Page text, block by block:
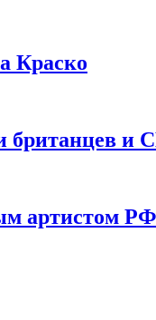
Краско
британцев и
артистом